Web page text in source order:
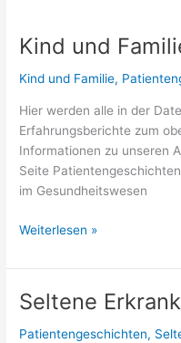
Kind und
Kind und Familie,
Hier werden alle in der
Erfahrungsberichte zum
Informationen zu unseren
Seite
im Gesundheitswesen
Kind
Familie,
Weiterlesen »
Seltene
Patientengeschichten,